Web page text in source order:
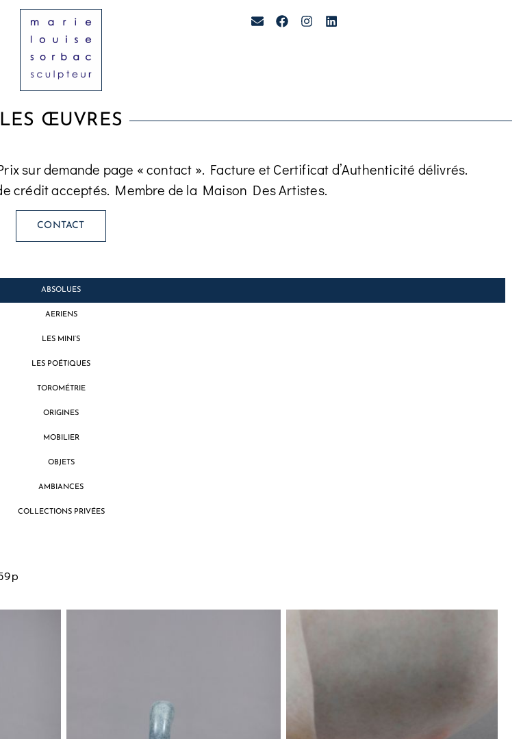
LES ŒUVRES
sur demande page « contact ». Facture et Certificat d’Authenticité délivrés.
crédit acceptés. Membre de la Maison Des Artistes.
CONTACT
ABSOLUES
AERIENS
LES MINI’S
LES POÉTIQUES
TOROMÉTRIE
ORIGINES
MOBILIER
OBJETS
AMBIANCES
COLLECTIONS PRIVÉES